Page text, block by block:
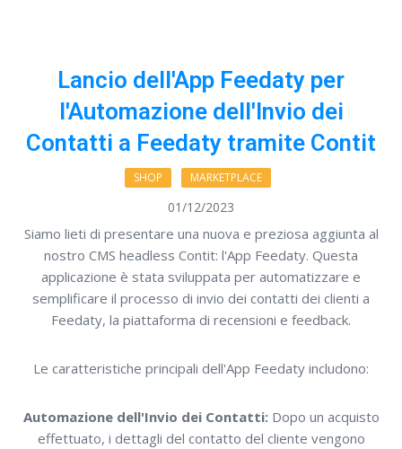
Lancio dell'App Feedaty per
l'Automazione dell'Invio dei
Contatti a Feedaty tramite Contit
SHOP MARKETPLACE
01/12/2023
Siamo lieti di presentare una nuova e preziosa aggiunta al
nostro CMS headless Contit: l'App Feedaty. Questa
applicazione è stata sviluppata per automatizzare e
semplificare il processo di invio dei contatti dei clienti a
Feedaty, la piattaforma di recensioni e feedback.
Le caratteristiche principali dell'App Feedaty includono:
Automazione dell'Invio dei Contatti:Dopo un acquisto
effettuato, i dettagli del contatto del cliente vengono